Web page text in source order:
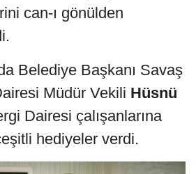
can-ı gönülden
Belediye Başkanı Savaş
Müdür Vekili Hüsnü
Dairesi çalışanlarına
hediyeler verdi.